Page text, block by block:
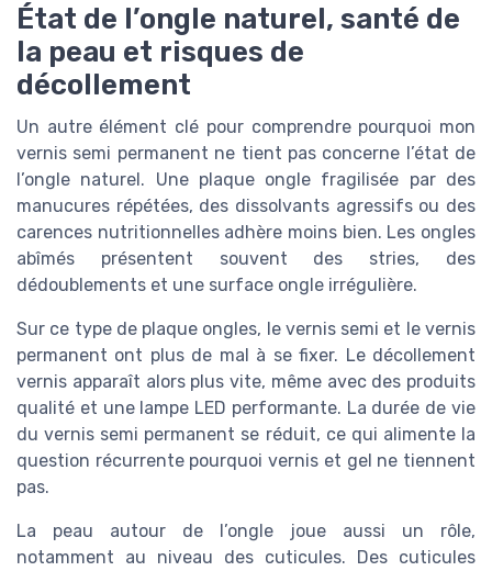
État de l’ongle naturel, santé de
la peau et risques de
décollement
Un autre élément clé pour comprendre pourquoi mon
vernis semi permanent ne tient pas concerne l’état de
l’ongle naturel. Une plaque ongle fragilisée par des
manucures répétées, des dissolvants agressifs ou des
carences nutritionnelles adhère moins bien. Les ongles
abîmés présentent souvent des stries, des
dédoublements et une surface ongle irrégulière.
Sur ce type de plaque ongles, le vernis semi et le vernis
permanent ont plus de mal à se fixer. Le décollement
vernis apparaît alors plus vite, même avec des produits
qualité et une lampe LED performante. La durée de vie
du vernis semi permanent se réduit, ce qui alimente la
question récurrente pourquoi vernis et gel ne tiennent
pas.
La peau autour de l’ongle joue aussi un rôle,
notamment au niveau des cuticules. Des cuticules